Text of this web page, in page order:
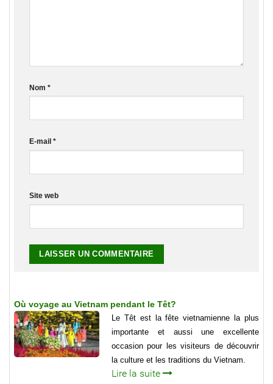
Nom *
E-mail *
Site web
Où voyage au Vietnam pendant le Têt?
Le Têt est la fête vietnamienne la plus
importante et aussi une excellente
occasion pour les visiteurs de découvrir
la culture et les traditions du Vietnam.
Lire la suite